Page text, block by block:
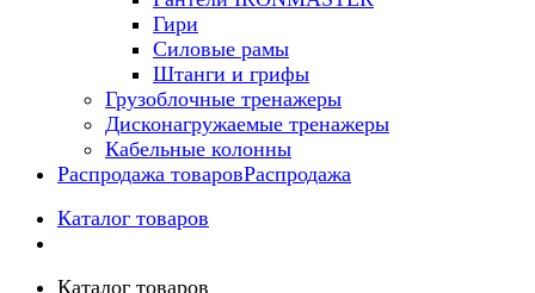
Гири
Силовые рамы
Штанги и грифы
Грузоблочные тренажеры
Дисконагружаемые тренажеры
Кабельные колонны
Распродажа товаровРаспродажа
Каталог товаров
Каталог товаров